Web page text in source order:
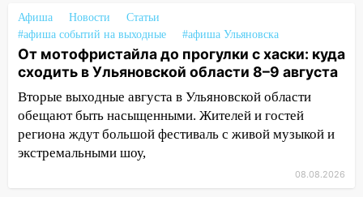
проспекте Филатова в Ульяновске
13:12 Дерево пробило крышу дома на
Новгородской в Ульяновске и рухнуло
на электрощит
13:10 В Заволжском районе дерево
упало во дворе
13:08 Ураган ударил по Ульяновску:
сорванные крыши, поваленные деревья,
Афиша Новости
Статьи
#афиша событий на выходные
#афиша Ульяновска
От мотофристайла до прогулки с хаски: куда
сходить в Ульяновской области 8–9 августа
Вторые выходные августа в Ульяновской области
обещают быть насыщенными. Жителей и гостей
региона ждут большой фестиваль с живой музыкой и
экстремальными шоу,
08.08.2026